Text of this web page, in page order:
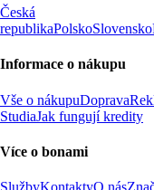
Česká
republikaPolskoSlovensko
Informace o nákupu
Vše o nákupuDoprava
StudiaJak fungují kredity
Více o bonami
SlužbyKontaktyO nás